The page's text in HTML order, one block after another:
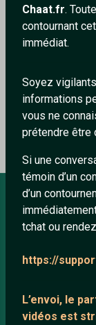
Chaat.fr.
contournant
immédiat.
Soyez
informations
vous ne
prétendre être
Si une
témoin d’un
d’un
tchat ou
https://
L’envoi, le
vidéos est
T'es marrant
Répondre
À PROPOS
Mentions légales